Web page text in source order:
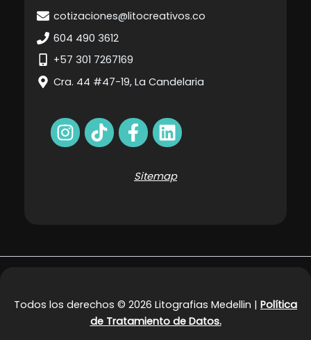
cotizaciones@litocreativos.co
604 490 3612
+57 301 7267169
Cra. 44 #47-19, La Candelaria
Sitemap
Todos los derechos © 2026 Litografias Medellin | Política
de Tratamiento de Datos.